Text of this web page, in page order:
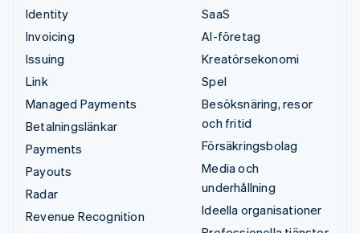
Identity
Invoicing
Issuing
Link
Managed Payments
Betalningslänkar
Payments
Payouts
Radar
Revenue Recognition
SaaS
AI-företag
Kreatörsekonomi
Spel
Besöksnäring, resor
och fritid
Försäkringsbolag
Media och
underhållning
Ideella organisationer